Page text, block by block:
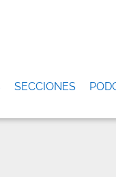
SECCIONES